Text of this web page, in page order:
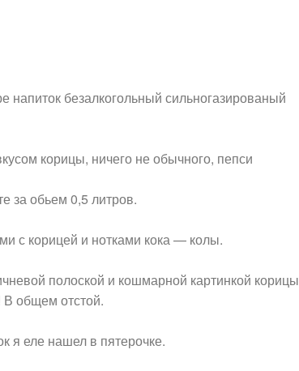
напиток безалкогольный сильногазированый
корицы, ничего не обычного, пепси
за обьем 0,5 литров.
с корицей и нотками кока — колы.
полоской и кошмарной картинкой корицы
В общем отстой.
я еле нашел в пятерочке.